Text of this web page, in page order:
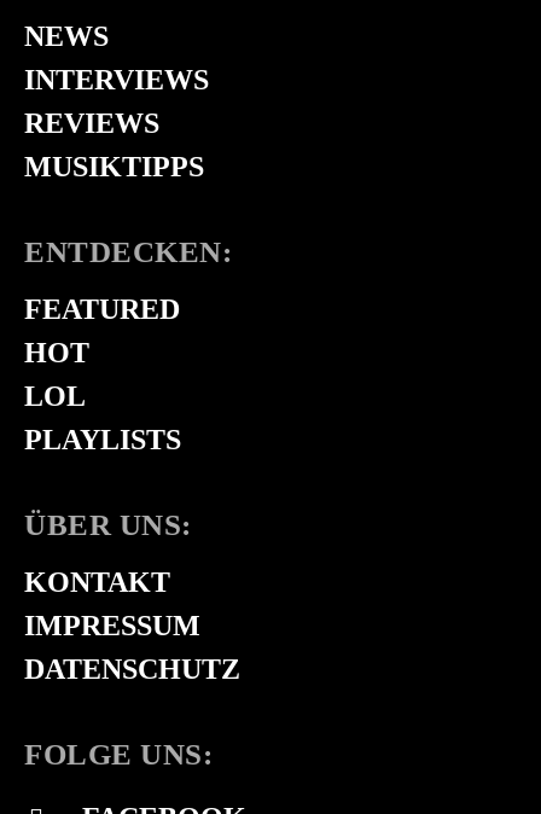
NEWS
INTERVIEWS
REVIEWS
MUSIKTIPPS
ENTDECKEN:
FEATURED
HOT
LOL
PLAYLISTS
ÜBER UNS:
KONTAKT
IMPRESSUM
DATENSCHUTZ
FOLGE UNS: